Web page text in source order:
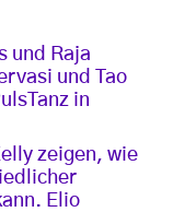
und Raja
und Tao
in
zeigen, wie
Elio